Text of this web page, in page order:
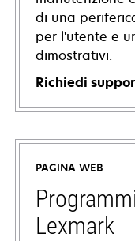
di una
per l'utente e
dimostrativi.
Richiedi
si
apre
una
nuova
scheda
PAGINA WEB
Lexmark